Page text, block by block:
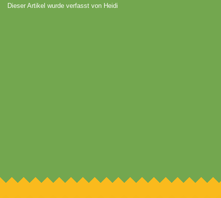
Dieser Artikel wurde verfasst von Heidi